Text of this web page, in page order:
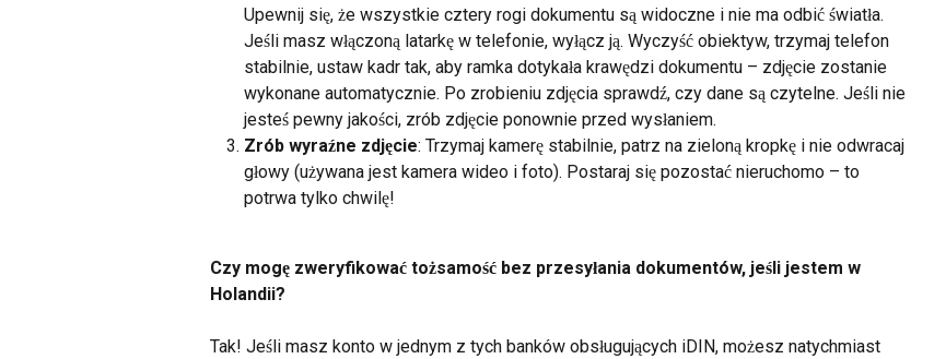
Upewnij się, że wszystkie cztery rogi dokumentu są widoczne i nie ma odbić światła.
Jeśli masz włączoną latarkę w telefonie, wyłącz ją. Wyczyść obiektyw, trzymaj telefon
stabilnie, ustaw kadr tak, aby ramka dotykała krawędzi dokumentu – zdjęcie zostanie
wykonane automatycznie. Po zrobieniu zdjęcia sprawdź, czy dane są czytelne. Jeśli nie
jesteś pewny jakości, zrób zdjęcie ponownie przed wysłaniem.
Zrób wyraźne zdjęcie: Trzymaj kamerę stabilnie, patrz na zieloną kropkę i nie odwracaj
głowy (używana jest kamera wideo i foto). Postaraj się pozostać nieruchomo – to
potrwa tylko chwilę!
Czy mogę zweryfikować tożsamość bez przesyłania dokumentów, jeśli jestem w
Holandii?
Tak! Jeśli masz konto w jednym z tych banków obsługujących iDIN, możesz natychmiast